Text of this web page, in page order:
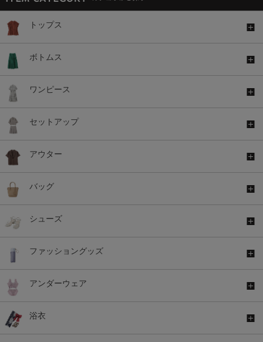
トップス
ボトムス
ワンピース
セットアップ
アウター
バッグ
シューズ
ファッショングッズ
アンダーウェア
浴衣